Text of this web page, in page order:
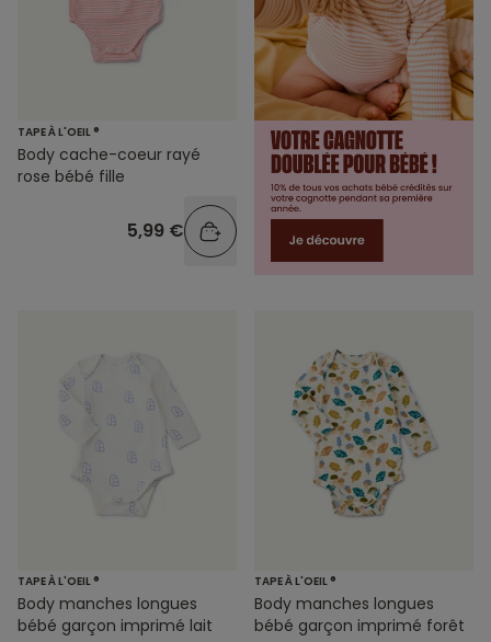
TAPE À L'OEIL ®
Body cache-coeur rayé
rose bébé fille
5,99 €
TAPE À L'OEIL ®
Body manches longues
bébé garçon imprimé lait
TAPE À L'OEIL ®
Body manches longues
bébé garçon imprimé forêt